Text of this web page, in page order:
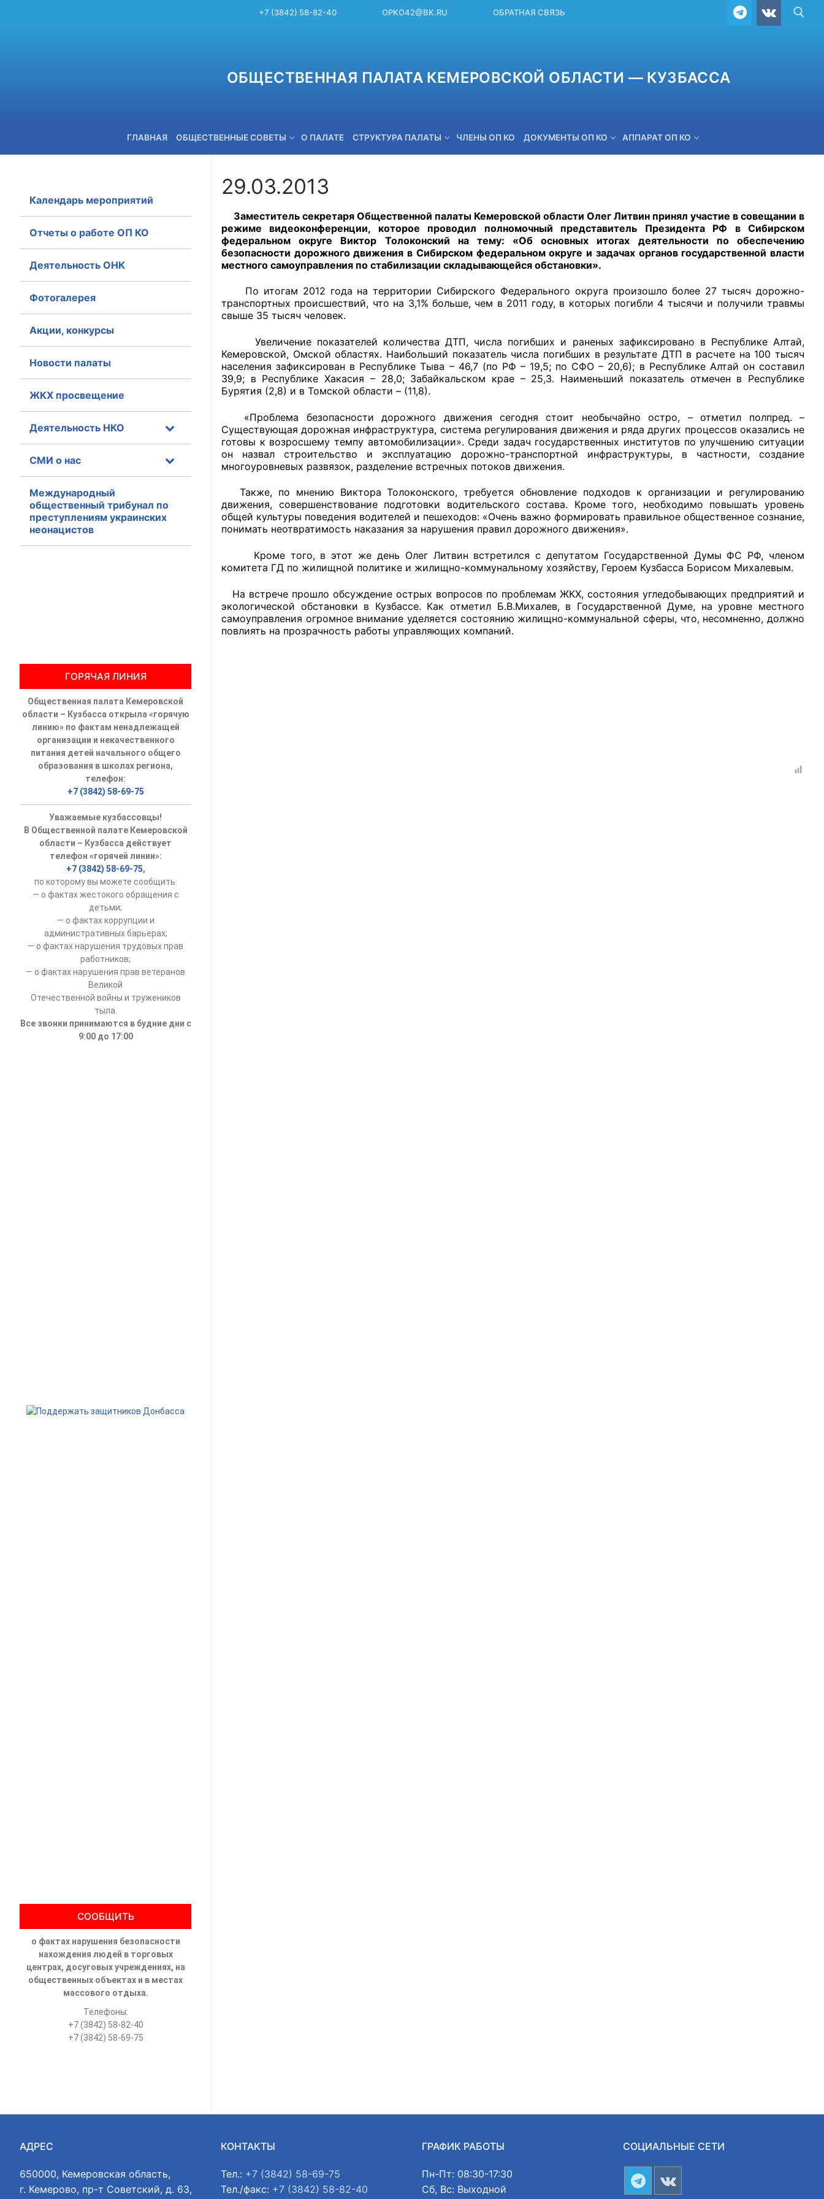
+7 (3842) 58-82-40 OPKO42@BK.RU ОБРАТНАЯ СВЯЗЬ
ОБЩЕСТВЕННАЯ ПАЛАТА КЕМЕРОВСКОЙ ОБЛАСТИ — КУЗБАССА
ГЛАВНАЯ ОБЩЕСТВЕННЫЕ СОВЕТЫ О ПАЛАТЕ СТРУКТУРА ПАЛАТЫ ЧЛЕНЫ ОП КО ДОКУМЕНТЫ ОП КО АППАРАТ ОП КО
+7 (3842) 58-82-40 OPKO42@BK.RU ОБРАТНАЯ СВЯЗЬ
Главная
Общественные советы при территориальных органах федеральных органов
исполнительной власти
Общественные советы по проведению независимой оценки качества условий
оказания услуг
О Палате
Структура Палаты
Комиссии
Экспертный совет ОП КО
Общественный штаб
Члены ОП КО
Документы ОП КО
29.03.2013
Заместитель секретаря Общественной палаты Кемеровской области Олег Литвин принял участие в совещании в
режиме видеоконференции, которое проводил полномочный представитель Президента РФ в Сибирском
федеральном округе Виктор Толоконский на тему: «Об основных итогах деятельности по обеспечению
безопасности дорожного движения в Сибирском федеральном округе и задачах органов государственной власти
местного самоуправления по стабилизации складывающейся обстановки».
По итогам 2012 года на территории Сибирского Федерального округа произошло более 27 тысяч дорожно-
транспортных происшествий, что на 3,1% больше, чем в 2011 году, в которых погибли 4 тысячи и получили травмы
свыше 35 тысяч человек.
Увеличение показателей количества ДТП, числа погибших и раненых зафиксировано в Республике Алтай,
Кемеровской, Омской областях. Наибольший показатель числа погибших в результате ДТП в расчете на 100 тысяч
населения зафиксирован в Республике Тыва – 46,7 (по РФ – 19,5; по СФО – 20,6); в Республике Алтай он составил
39,9; в Республике Хакасия – 28,0; Забайкальском крае – 25,3. Наименьший показатель отмечен в Республике
Бурятия (2,8) и в Томской области – (11,8).
«Проблема безопасности дорожного движения сегодня стоит необычайно остро, – отметил полпред. –
Существующая дорожная инфраструктура, система регулирования движения и ряда других процессов оказались не
готовы к возросшему темпу автомобилизации». Среди задач государственных институтов по улучшению ситуации
он назвал строительство и эксплуатацию дорожно-транспортной инфраструктуры, в частности, создание
многоуровневых развязок, разделение встречных потоков движения.
Также, по мнению Виктора Толоконского, требуется обновление подходов к организации и регулированию
движения, совершенствование подготовки водительского состава. Кроме того, необходимо повышать уровень
общей культуры поведения водителей и пешеходов: «Очень важно формировать правильное общественное сознание,
понимать неотвратимость наказания за нарушения правил дорожного движения».
Кроме того, в этот же день Олег Литвин встретился с депутатом Государственной Думы ФС РФ, членом
комитета ГД по жилищной политике и жилищно-коммунальному хозяйству, Героем Кузбасса Борисом Михалевым.
На встрече прошло обсуждение острых вопросов по проблемам ЖКХ, состояния угледобывающих предприятий и
экологической обстановки в Кузбассе. Как отметил Б.В.Михалев, в Государственной Думе, на уровне местного
самоуправления огромное внимание уделяется состоянию жилищно-коммунальной сферы, что, несомненно, должно
повлиять на прозрачность работы управляющих компаний.
Календарь мероприятий
Отчеты о работе ОП КО
Деятельность ОНК
Фотогалерея
Акции, конкурсы
Новости палаты
ЖКХ просвещение
Деятельность НКО
СМИ о нас
Международный
общественный трибунал по
преступлениям украинских
неонацистов
ГОРЯЧАЯ ЛИНИЯ
Общественная палата Кемеровской
области – Кузбасса открыла «горячую
линию» по фактам ненадлежащей
организации и некачественного
питания детей начального общего
образования в школах региона,
телефон:
+7 (3842) 58-69-75
Уважаемые кузбассовцы!
В Общественной палате Кемеровской
области – Кузбасса действует
телефон «горячей линии»:
+7 (3842) 58-69-75,
по которому вы можете сообщить:
— о фактах жестокого обращения с
детьми;
— о фактах коррупции и
административных барьерах;
— о фактах нарушения трудовых прав
работников;
— о фактах нарушения прав ветеранов
Великой
Отечественной войны и тружеников
тыла.
Все звонки принимаются в будние дни с
9:00 до 17:00
СООБЩИТЬ
о фактах нарушения безопасности
нахождения людей в торговых
центрах, досуговых учреждениях, на
общественных объектах и в местах
массового отдыха.
Телефоны:
+7 (3842) 58-82-40
+7 (3842) 58-69-75
АДРЕС
650000, Кемеровская область,
г. Кемерово, пр-т Советский, д. 63,
КОНТАКТЫ
Тел.: +7 (3842) 58-69-75
Тел./факс: +7 (3842) 58-82-40
ГРАФИК РАБОТЫ
Пн-Пт: 08:30-17:30
Сб, Вс: Выходной
СОЦИАЛЬНЫЕ СЕТИ